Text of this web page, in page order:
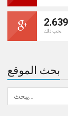
2.639
يحب ذلك
بحث الموقع